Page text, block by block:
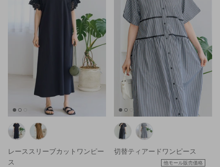
レーススリーブカットワンピー
ス
切替ティアードワンピース
他モール販売価格